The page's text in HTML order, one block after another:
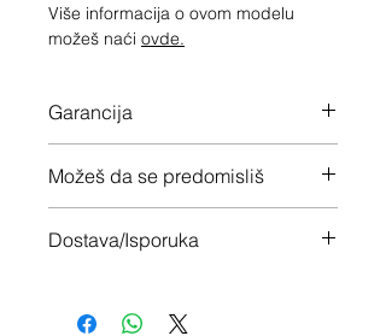
Više informacija o ovom modelu
možeš naći ovde.
Garancija
Možeš da se predomisliš
nisi zadovoljan
Dostava/Isporuka